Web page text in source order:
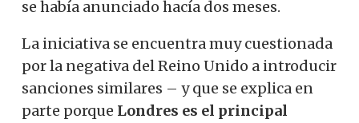
se había anunciado hacía dos meses.
La iniciativa se encuentra muy cuestionada
por la negativa del Reino Unido a introducir
sanciones similares – y que se explica en
parte porque Londres es el principal